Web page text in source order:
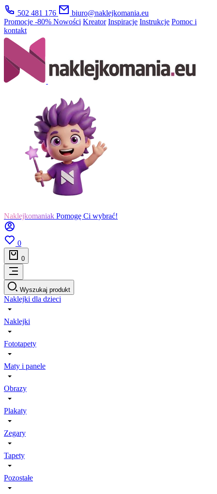
502 481 176
biuro@naklejkomania.eu
Promocje -80% Nowości Kreator Inspiracje Instrukcje Pomoc i
kontakt
Naklejkomaniak Pomogę Ci wybrać!
0
0
Wyszukaj produkt
Naklejki dla dzieci
Naklejki
Fototapety
Maty i panele
Obrazy
Plakaty
Zegary
Tapety
Pozostałe